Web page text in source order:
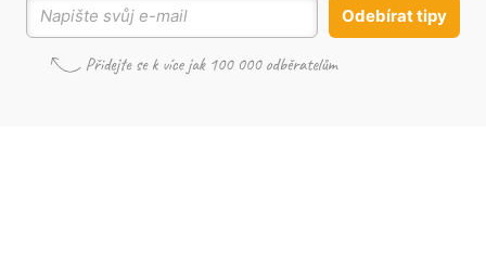
Odebírat tipy